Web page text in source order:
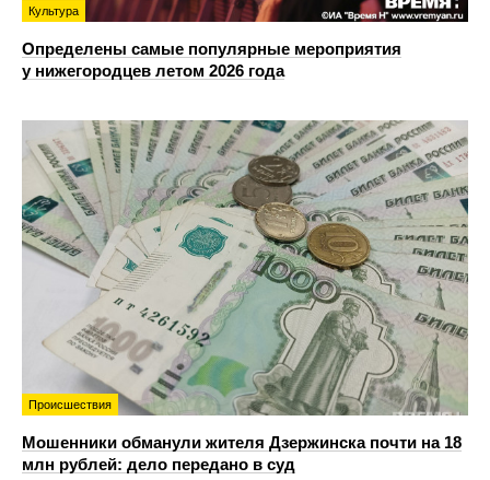
Культура
Определены самые популярные мероприятия
у нижегородцев летом 2026 года
Происшествия
Мошенники обманули жителя Дзержинска почти на 18
млн рублей: дело передано в суд